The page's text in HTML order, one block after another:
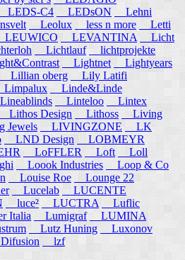
LEDS-C4 LEDsON
Lehni
Leolux less n more
Letti
LEUWICO LEVANTINA
Licht
Lichtlauf lichtprojekte
Lightnet
Lightyears
Lillian oberg
Lily Latifi
Linde&Linde
Linteloo
Lintex
Lithos Design Lithoss
Living
Jewels LIVINGZONE
LK
LND Design
LOBMEYR
LoFFLER Loft
Loll
Loook Industries
Loop & Co
Louise Roe
Lounge 22
Lucelab
LUCENTE
luce² LUCTRA
Luflic
Italia
Lumigraf
LUMINA
Lutz Huning
Luxonov
lzf